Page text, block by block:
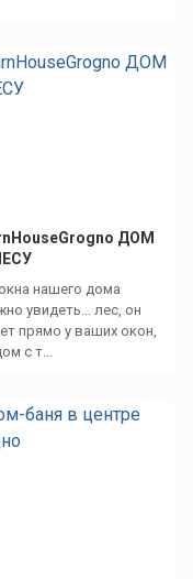
ДОМ
нашего дома
увидеть... лес, он
прямо у ваших окон,
с т...